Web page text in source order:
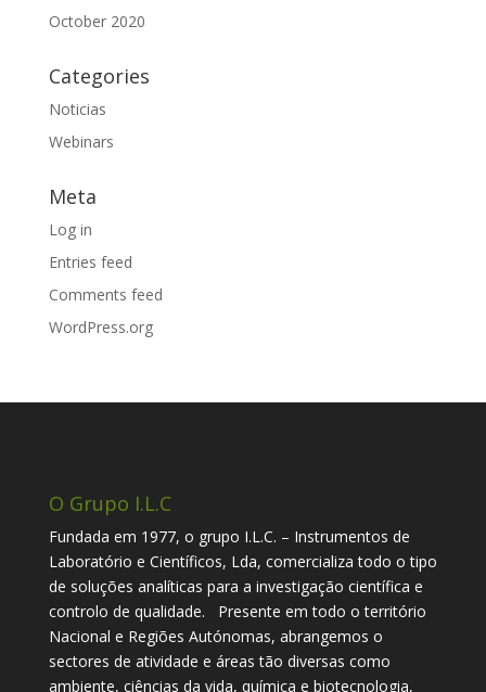
October 2020
Categories
Noticias
Webinars
Meta
Log in
Entries feed
Comments feed
WordPress.org
O Grupo I.L.C
Fundada em 1977, o grupo I.L.C. – Instrumentos de
Laboratório e Científicos, Lda, comercializa todo o tipo
de soluções analíticas para a investigação científica e
controlo de qualidade. Presente em todo o território
Nacional e Regiões Autónomas, abrangemos o
sectores de atividade e áreas tão diversas como
ambiente, ciências da vida, química e biotecnologia,